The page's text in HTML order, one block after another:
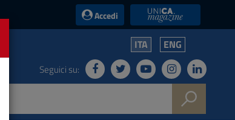
Accedi UniCA News
ITA ENG
Seguici su: